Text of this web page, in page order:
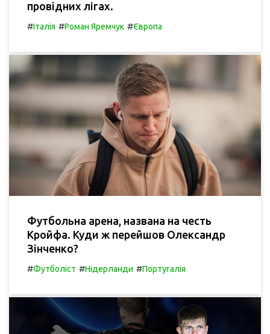
провідних лігах.
#Італія #Роман Яремчук #Європа
Футбольна арена, названа на честь
Кройфа. Куди ж перейшов Олександр
Зінченко?
#Футболіст #Нідерланди #Португалія